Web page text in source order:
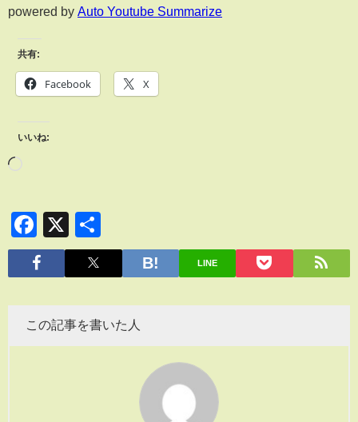
powered by Auto Youtube Summarize
共有:
Facebook X
いいね:
Facebook
X
有
LINE
この記事を書いた人